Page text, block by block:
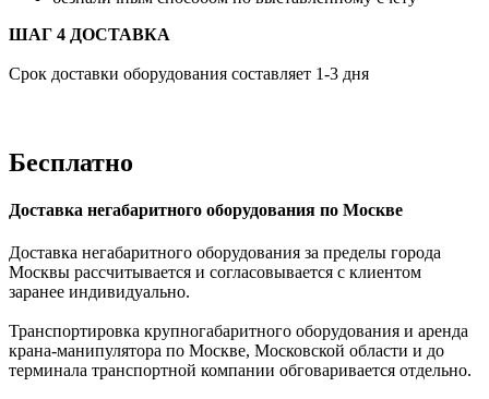
ШАГ 4 ДОСТАВКА
Срок доставки оборудования составляет 1-3 дня
Бесплатно
Доставка негабаритного оборудования по Москве
Доставка негабаритного оборудования за пределы города
Москвы рассчитывается и согласовывается с клиентом
заранее индивидуально.
Транспортировка крупногабаритного оборудования и аренда
крана-манипулятора по Москве, Московской области и до
терминала транспортной компании обговаривается отдельно.